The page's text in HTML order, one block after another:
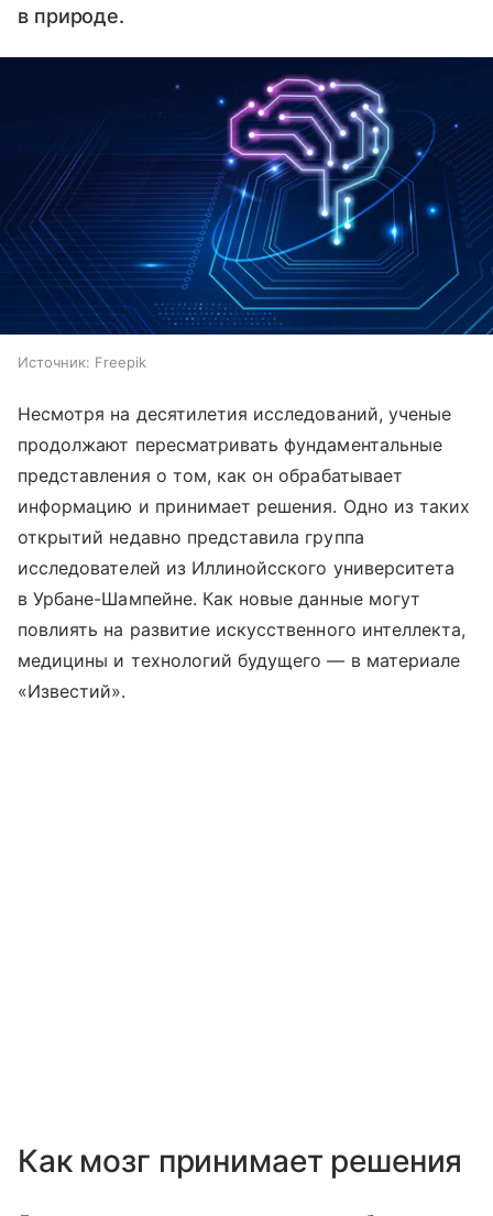
в природе.
Источник: Freepik
Несмотря на десятилетия исследований, ученые
продолжают пересматривать фундаментальные
представления о том, как он обрабатывает
информацию и принимает решения. Одно из таких
открытий недавно представила группа
исследователей из Иллинойсского университета
в Урбане-Шампейне. Как новые данные могут
повлиять на развитие искусственного интеллекта,
медицины и технологий будущего — в материале
«Известий».
Как мозг принимает решения